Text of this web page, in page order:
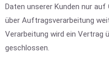
Daten unserer Kunden nur
über Auftragsverarbeitung
Verarbeitung wird ein Vertrag
geschlossen.